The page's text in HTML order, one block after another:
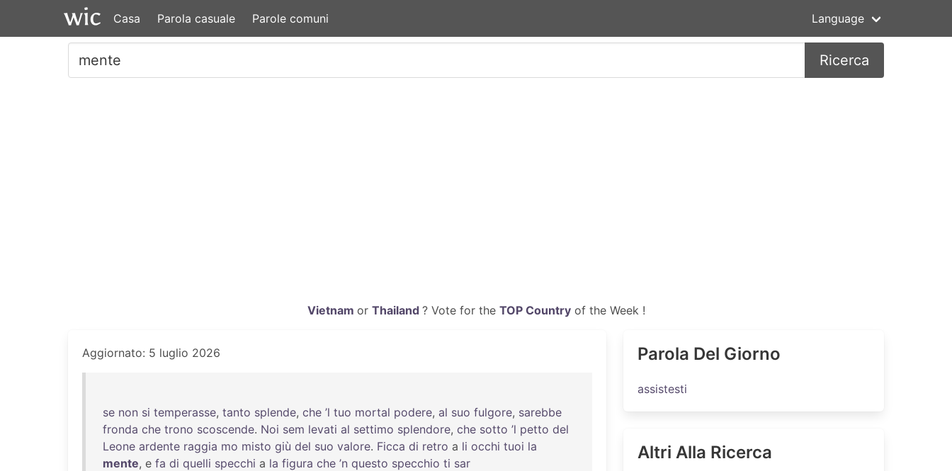
Casa Parola casuale Parole comuni Language
Ricerca
Vietnam or Thailand ? Vote for the TOP Countryof the Week !
Aggiornato: 5 luglio 2026
se non si temperasse, tanto splende, che ’l tuo mortal podere, al suo fulgore, sarebbe
fronda che trono scoscende. Noi sem levati al settimo splendore, che sotto ’l petto del
Leone ardente raggia mo misto giù del suo valore. Ficca di retro a li occhi tuoi la
mente, e fa di quelli specchi a la figura che ’n questo specchio ti sar
Parola Del Giorno
assistesti
Altri Alla Ricerca